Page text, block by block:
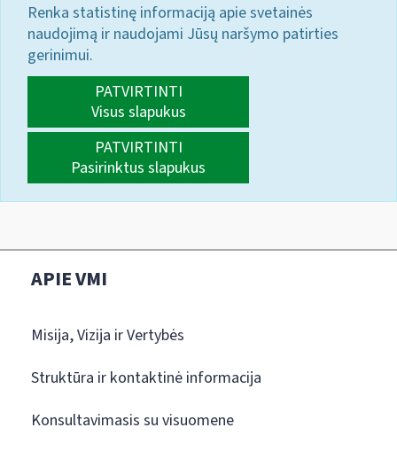
Renka statistinę informaciją apie svetainės
naudojimą ir naudojami Jūsų naršymo patirties
gerinimui.
PATVIRTINTI
Visus slapukus
PATVIRTINTI
Pasirinktus slapukus
APIE VMI
Misija, Vizija ir Vertybės
Struktūra ir kontaktinė informacija
Konsultavimasis su visuomene